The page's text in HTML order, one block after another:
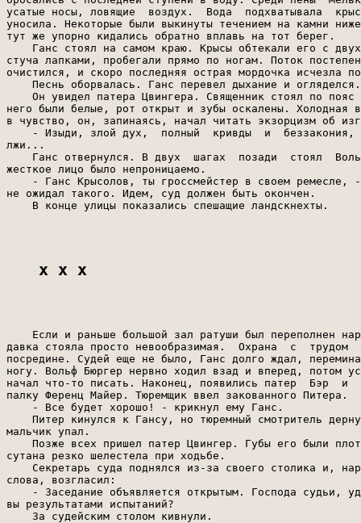
усатые носы, ловящие  воздух.  Вода  подхватывала
уносила. Некоторые были выкинуты течением на камни
тут же упорно кидались обратно вплавь на тот берег.
Ганс стоял на самом краю. Крысы обтекали его с
стуча лапками, пробегали прямо по ногам. Поток
очистился, и скоро последняя острая мордочка исчезла
    Песнь оборвалась. Ганс перевел дыхание и огляделся.
Он увидел патера Цвингера. Священник стоял по пояс
него были белые, рот открыт и зубы оскалены. Холодная
в чувство, он, запинаясь, начал читать экзорцизм об
- Изыди, злой дух,  полный  кривды  и  беззакония,
лжи...
Ганс отвернулся. В двух  шагах  позади  стоял
жесткое лицо было непроницаемо.
- Ганс Крысолов, ты гроссмейстер в своем ремесле,
не ожидал такого. Идем, суд должен быть окончен.
    В конце улицы показались спешащие ландскнехты.
x x x
Если и раньше большой зал ратуши был переполнен
давка стояла просто невообразимая.  Охрана  с  трудом
посредине. Судей еще не было, Ганс долго ждал,
ногу. Вольф Бюргер нервно ходил взад и вперед, потом
начал что-то писать. Наконец, появились патер  Бэр  и
палку Ференц Майер. Тюремщик ввел закованного Питера.
    - Все будет хорошо! - крикнул ему Ганс.
Питер кинулся к Гансу, но тюремный смотритель
мальчик упал.
Позже всех пришел патер Цвингер. Губы его были
сутана резко шелестела при ходьбе.
Секретарь суда поднялся из-за своего столика и,
слова, возгласил:
- Заседание объявляется открытым. Господа судьи,
вы результатами испытаний?
    За судейским столом кивнули.